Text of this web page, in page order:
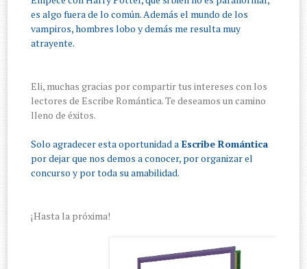
es algo fuera de lo común. Además el mundo de los
vampiros, hombres lobo y demás me resulta muy
atrayente.
Eli, muchas gracias por compartir tus intereses con los
lectores de Escribe Romántica. Te deseamos un camino
lleno de éxitos.
Solo agradecer esta oportunidad a Escribe Romántica
por dejar que nos demos a conocer, por organizar el
concurso y por toda su amabilidad.
¡Hasta la próxima!